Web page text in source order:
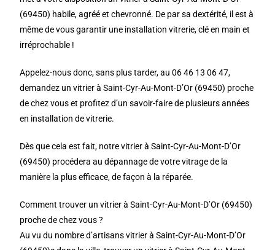
(69450) habile, agréé et chevronné. De par sa dextérité, il est à
même de vous garantir une installation vitrerie, clé en main et
irréprochable !
Appelez-nous donc, sans plus tarder, au 06 46 13 06 47,
demandez un vitrier à Saint-Cyr-Au-Mont-D’Or (69450) proche
de chez vous et profitez d’un savoir-faire de plusieurs années
en installation de vitrerie.
Dès que cela est fait, notre vitrier à Saint-Cyr-Au-Mont-D’Or
(69450) procédera au dépannage de votre vitrage de la
manière la plus efficace, de façon à la réparée.
Comment trouver un vitrier à Saint-Cyr-Au-Mont-D’Or (69450)
proche de chez vous ?
Au vu du nombre d’artisans vitrier à Saint-Cyr-Au-Mont-D’Or